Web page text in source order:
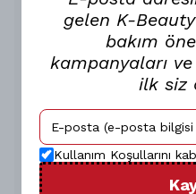
Tint ile
Dudaklara
Canli pigmentleri lüks
ürünü mü ariyorsunuz?
dudaklarinizin kusursuz ve
saglayin!
Gün Boyu
Uzun Ömürlü
gelen K-
bakım
kampanyaları
ilk siz
Kullanım Koşullarını